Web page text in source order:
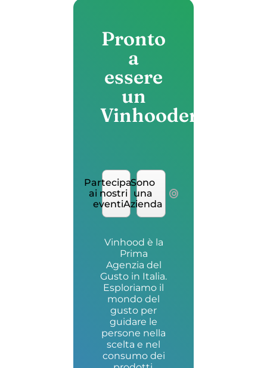
Pronto
a
essere
un
Vinhooder?
Partecipa
ai nostri
eventi
Sono
una
Azienda
Vinhood è la
Prima
Agenzia del
Gusto in Italia.
Esploriamo il
mondo del
gusto per
guidare le
persone nella
scelta e nel
consumo dei